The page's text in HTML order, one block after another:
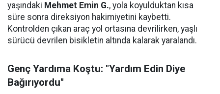
yaşındaki Mehmet Emin G., yola koyulduktan kısa
süre sonra direksiyon hakimiyetini kaybetti.
Kontrolden çıkan araç yol ortasına devrilirken, yaşlı
sürücü devrilen bisikletin altında kalarak yaralandı.
Genç Yardıma Koştu: "Yardım Edin Diye
Bağırıyordu"